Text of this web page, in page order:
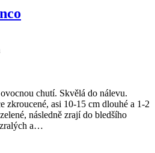
chutí. Skvělá do nálevu.
zkroucené, asi 10-15 cm dlouhé a 1-2
následně zrají do bledšího
a…